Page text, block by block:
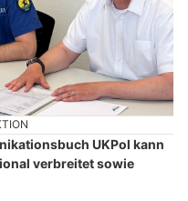
UKPol kann
verbreitet sowie